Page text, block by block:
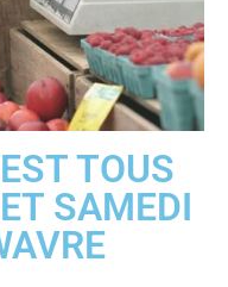
TOUS
SAMEDI